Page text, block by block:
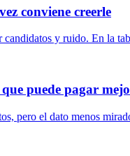
conviene creerle
y ruido. En la
puede pagar
pero el dato menos